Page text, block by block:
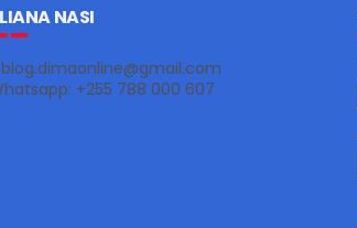
NASI
blog.dimaonline@gmail.com
+255 788 000 607